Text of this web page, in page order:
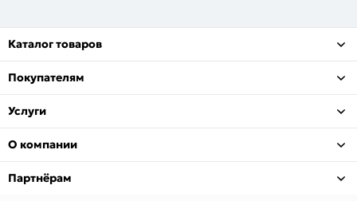
Каталог товаров
Покупателям
Услуги
О компании
Партнёрам